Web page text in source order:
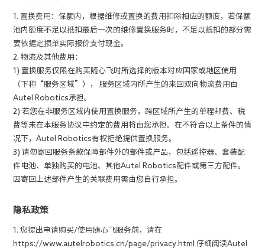
1. 置换费用：保额内，根据维修或置换的费用扣除相应的额度，若保额
池内额度不足以抵扣最后一次的维修置换服务时，不足以抵扣的部分需
要依据定损单实际报价支付现金。
2. 物流及其他费用：
1) 置换服务仅限在购买随心飞时所选择的版本对应国家或地区使用
（下称“服务区域”）， 服务区域内所产生的来回双向物流费用由
Autel Robotics承担。
2) 若您在非服务区域内使用置换服务，跨区域所产生的单程邮费、税
费等未在本服务协议中约定的费用将由您承担。在不符合以上条件的情
况下，Autel Robotics有权拒绝提供置换服务。
3) 请勿寄回服务条款保障部件外的部件或产品，包括遥控器、套装配
件电池、单独购买的电池、其他Autel Robotics配件或第三方配件。
因寄回上述部件产生的关联费用需由您自行承担。
隐私政策
1. 您提出申请购买/使用随心飞服务前，请在
https://www.autelrobotics.cn/page/privacy.html 仔细阅读Autel